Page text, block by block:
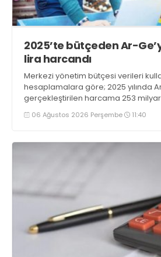
2025’te bütçeden Ar-
lira harcandı
Merkezi yönetim bütçesi verileri
hesaplamalara göre; 2025 yılında
gerçekleştirilen harcama 253 milyar
Ar-Ge harcamalarının merkezi
içerisindeki oranı yüzde 1,58 oldu
06 Ağustos 2026 Perşembe 11:40